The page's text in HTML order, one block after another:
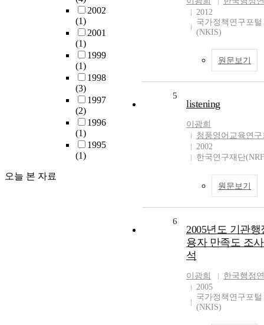
2002
(1)
2001
(1)
1999
(1)
1998
(3)
1997
(2)
1996
(1)
1995
(1)
오늘 본 자료
2012
국가정책연구포털
(NKIS)
원문보기
5
listening
이광희
청풍영어교육연구
2002
한국연구재단
원문보기
6
2005년도 기관행
용자 만족도 조
석
이광희
한국행정
2005
국가정책연구포털
(NKIS)